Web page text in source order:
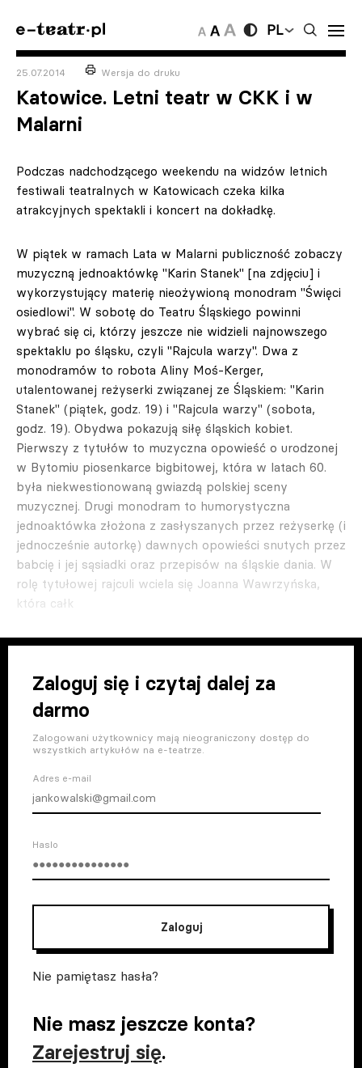
PL
25.07.2014 Wersja do druku
Katowice. Letni teatr w CKK i w
Malarni
Podczas nadchodzącego weekendu na widzów letnich
festiwali teatralnych w Katowicach czeka kilka
atrakcyjnych spektakli i koncert na dokładkę.
W piątek w ramach Lata w Malarni publiczność zobaczy
muzyczną jednoaktówkę "Karin Stanek" [na zdjęciu] i
wykorzystujący materię nieożywioną monodram "Święci
osiedlowi". W sobotę do Teatru Śląskiego powinni
wybrać się ci, którzy jeszcze nie widzieli najnowszego
spektaklu po śląsku, czyli "Rajcula warzy". Dwa z
monodramów to robota Aliny Moś-Kerger,
utalentowanej reżyserki związanej ze Śląskiem: "Karin
Stanek" (piątek, godz. 19) i "Rajcula warzy" (sobota,
godz. 19). Obydwa pokazują siłę śląskich kobiet.
Pierwszy z tytułów to muzyczna opowieść o urodzonej
w Bytomiu piosenkarce bigbitowej, która w latach 60.
była niekwestionowaną gwiazdą polskiej sceny
muzycznej. Drugi monodram to humorystyczna
jednoaktówka złożona z zasłyszanych przez reżyserkę (i
jednocześnie autorkę) dawnych opowieści snutych przez
babcię i jej sąsiadki oraz przepisów na śląskie dania. W
rolę tytułowej rajculi wciela się Joanna Wawrzyńska,
która całk
Zaloguj się i czytaj dalej za
darmo
Zalogowani użytkownicy mają nieograniczony dostęp do
wszystkich artykułów na e-teatrze.
Adres e-mail
Haslo
Zaloguj
Nie pamiętasz hasła?
Nie masz jeszcze konta?
Zarejestruj się.